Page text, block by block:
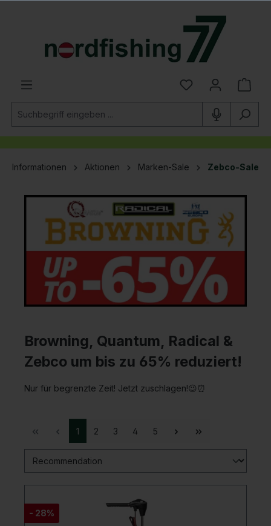
Informationen Aktionen Marken-Sale Zebco-Sale
Browning, Quantum, Radical &
Zebco um bis zu 65% reduziert!
Nur für begrenzte Zeit! Jetzt zuschlagen!😉⏰
1 2 3 4 5
- 28%